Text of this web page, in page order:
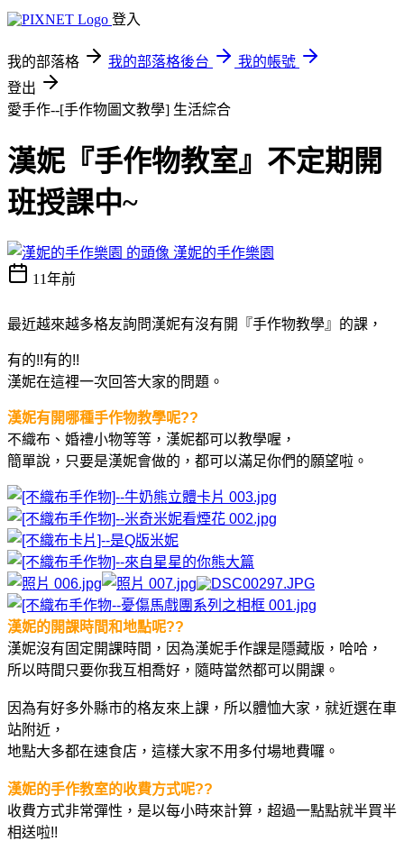
登入
我的部落格 我的部落格後台
我的帳號
登出
愛手作--[手作物圖文教學] 生活綜合
漢妮『手作物教室』不定期開
班授課中~
漢妮的手作樂園
11年前
最近越來越多格友詢問漢妮有沒有開『手作物教學』的課，
有的!!有的!!
漢妮在這裡一次回答大家的問題。
漢妮有開哪種手作物教學呢??
不織布、婚禮小物等等，漢妮都可以教學喔，
簡單說，只要是漢妮會做的，都可以滿足你們的願望啦。
漢妮的開課時間和地點呢??
漢妮沒有固定開課時間，因為漢妮手作課是隱藏版，哈哈，
所以時間只要你我互相喬好，隨時當然都可以開課。
因為有好多外縣市的格友來上課，所以體恤大家，就近選在車
站附近，
地點大多都在速食店，這樣大家不用多付場地費囉。
漢妮的手作教室的收費方式呢??
收費方式非常彈性，是以每小時來計算，超過一點點就半買半
相送啦!!